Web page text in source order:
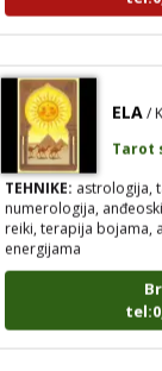
ELA /
Tarot
TEHNIKE:astrologija,
numerologija,
reiki, terapija bojama,
energijama